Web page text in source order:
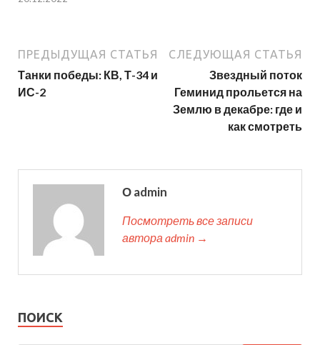
ПРЕДЫДУЩАЯ СТАТЬЯ
Танки победы: КВ, Т-34 и
ИС-2
СЛЕДУЮЩАЯ СТАТЬЯ
Звездный поток
Геминид прольется на
Землю в декабре: где и
как смотреть
О admin
Посмотреть все записи
автора admin →
ПОИСК